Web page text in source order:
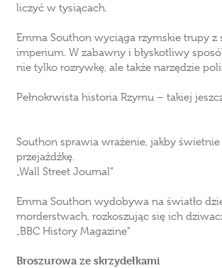
liczyć w tysiącach.
Emma Southon wyciąga rzymskie trupy
imperium. W zabawny i błyskotliwy
nie tylko rozrywkę, ale także narzędzie
Pełnokrwista historia Rzymu – takiej
Southon sprawia wrażenie, jakby świetnie
przejażdżkę.
„Wall Street Journal”
Emma Southon wydobywa na światło
morderstwach, rozkoszując się ich
„BBC History Magazine”
Broszurowa ze skrzydełkami